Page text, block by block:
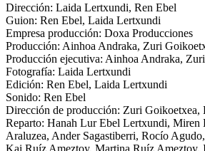
Dirección: Laida Lertxundi, Ren Ebel
Guion: Ren Ebel, Laida Lertxundi
Empresa producción: Doxa Producciones
Producción: Ainhoa Andraka, Zuri
Producción ejecutiva: Ainhoa Andraka,
Fotografía: Laida Lertxundi
Edición: Ren Ebel, Laida Lertxundi
Sonido: Ren Ebel
Dirección de producción: Zuri Goikoetxea,
Reparto: Hanah Lur Ebel Lertxundi, Miren
Araluzea, Ander Sagastiberri, Rocío
Kai Ruíz Ameztoy, Martina Ruíz Ameztoy,